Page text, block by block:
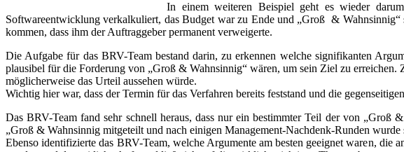
In einem weiteren Beispiel geht es wieder
Softwareentwicklung verkalkuliert, das Budget war zu Ende und „Groß &
kommen, dass ihm der Auftraggeber permanent verweigerte.
Die Aufgabe für das BRV-Team bestand darin, zu erkennen welche signifikanten
plausibel für die Forderung von „Groß & Wahnsinnig“ wären, um sein Ziel zu
möglicherweise das Urteil aussehen würde.
Wichtig hier war, dass der Termin für das Verfahren bereits feststand und die
Das BRV-Team fand sehr schnell heraus, dass nur ein bestimmter Teil der von
„Groß & Wahnsinnig mitgeteilt und nach einigen Management-Nachdenk-Runden
Ebenso identifizierte das BRV-Team, welche Argumente am besten geeignet waren,